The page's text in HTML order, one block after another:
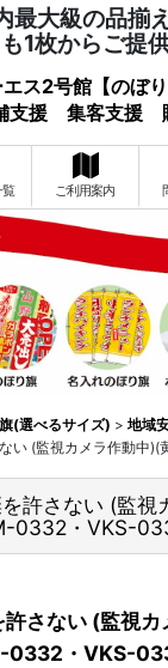
最大級の品揃
1枚からご提
エス2号館【のぼ
支援 集客支援
ご利用案内
(選べるサイズ) > 地域
い (監視カメラ作動中)(
許さない (監視
0332・VKS-
さない (監視
0332・VKS-